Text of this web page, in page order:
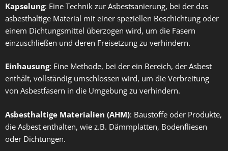
Kapselung: Eine Technik zur Asbestsanierung, bei der das
asbesthaltige Material mit einer speziellen Beschichtung oder
einem Dichtungsmittel überzogen wird, um die Fasern
einzuschließen und deren Freisetzung zu verhindern.
Einhausung: Eine Methode, bei der ein Bereich, der Asbest
enthält, vollständig umschlossen wird, um die Verbreitung
von Asbestfasern in die Umgebung zu verhindern.
Asbesthaltige Materialien (AHM): Baustoffe oder Produkte,
die Asbest enthalten, wie z.B. Dämmplatten, Bodenfliesen
oder Dichtungen.